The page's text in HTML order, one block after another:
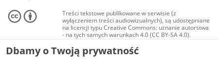
Treści tekstowe publikowane w serwisie (z
wyłączeniem treści audiowizualnych), są udostępniane
na licencji typu Creative Commons: uznanie autorstwa
- na tych samych warunkach 4.0 (CC BY-SA 4.0).
Materiały audiowizualne, w tym zdjęcia, materiały
audio i wideo, są udostępniane na licencji typu
Creative Commons: uznanie autorstwa użycie
Dbamy o Twoją prywatność